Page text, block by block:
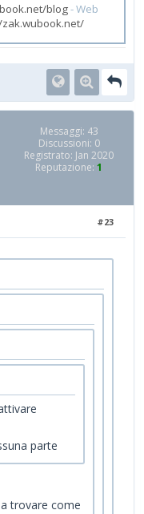
blog- Web
Messaggi: 43
Discussioni: 0
Registrato: Jan 2020
Reputazione: 1
#23
parte
trovare come